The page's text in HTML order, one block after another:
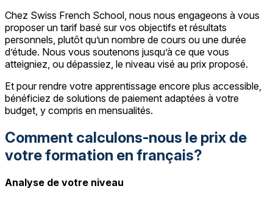
Chez Swiss French School, nous nous engageons à vous
proposer un tarif basé sur vos objectifs et résultats
personnels, plutôt qu’un nombre de cours ou une durée
d’étude. Nous vous soutenons jusqu’à ce que vous
atteigniez, ou dépassiez, le niveau visé au prix proposé.
Et pour rendre votre apprentissage encore plus accessible,
bénéficiez de solutions de paiement adaptées à votre
budget, y compris en mensualités.
Comment calculons-nous le prix de
votre formation en français?
Analyse de votre niveau